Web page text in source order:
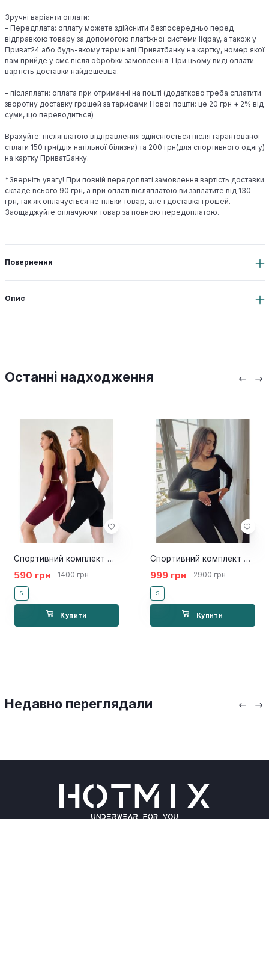
Зручні варіанти оплати:
- Передплата: оплату можете здійснити безпосередньо перед
відправкою товару за допомогою платіжної системи liqpay, а також у
Приват24 або будь-якому терміналі Приватбанку на картку, номер якої
вам прийде у смс після обробки замовлення. При цьому виді оплати
вартість доставки найдешевша.
- післяплати: оплата при отриманні на пошті (додатково треба сплатити
зворотну доставку грошей за тарифами Нової пошти: це 20 грн + 2% від
суми, що переводиться)
Врахуйте: післяплатою відправлення здійснюється після гарантованої
сплати 150 грн(для натільної білизни) та 200 грн(для спортивного одягу)
на картку ПриватБанку.
*Зверніть увагу! При повній передоплаті замовлення вартість доставки
складе всього 90 грн, а при оплаті післяплатою ви заплатите від 130
грн, так як оплачується не тільки товар, але і доставка грошей.
Заощаджуйте оплачуючи товар за повною передоплатою.
Повернення
Опис
Останні надходження
Спортивний комплект Button Violet Black
590 грн 1400 грн
S
Купити
Спортивний комплект Bella black
999 грн 2900 грн
S
Купити
Недавно переглядали